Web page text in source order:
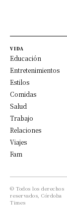
VIDA
Educación
Entretenimientos
Estilos
Comidas
Salud
Trabajo
Relaciones
Viajes
Fam
© Todos los derechos
reservados, Córdoba
Times